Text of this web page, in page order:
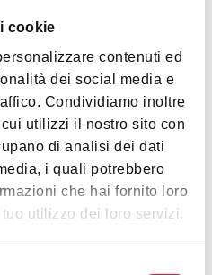
cookie
contenuti ed
dei social media e
Condividiamo inoltre
utilizzi il nostro sito con
di analisi dei dati
i quali potrebbero
che hai fornito loro
utilizzo dei loro servizi.